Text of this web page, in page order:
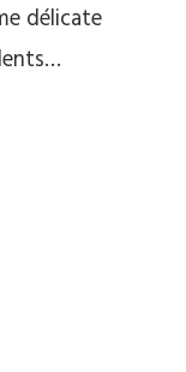
délicate